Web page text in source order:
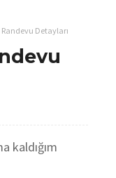
Detayları
kaldığım